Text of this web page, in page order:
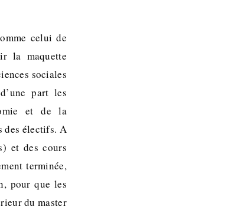
celui de
la maquette
sociales
part les
et de la
des électifs. A
et des cours
terminée,
pour que les
du master